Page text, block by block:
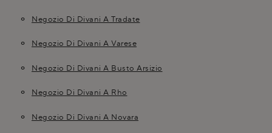
Negozio Di Divani A Tradate
Negozio Di Divani A Varese
Negozio Di Divani A Busto Arsizio
Negozio Di Divani A Rho
Negozio Di Divani A Novara